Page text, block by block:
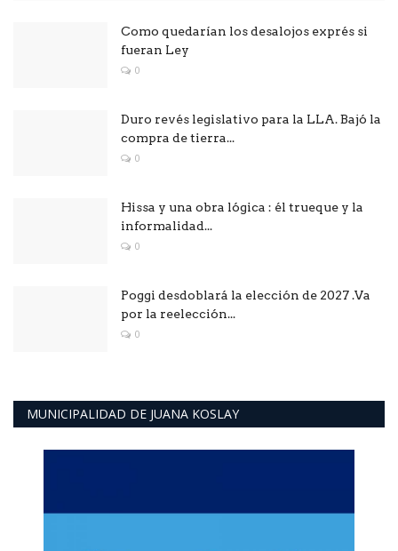
Como quedarían los desalojos exprés si
fueran Ley
0
Duro revés legislativo para la LLA. Bajó la
compra de tierra...
0
Hissa y una obra lógica : él trueque y la
informalidad...
0
Poggi desdoblará la elección de 2027 .Va
por la reelección...
0
MUNICIPALIDAD DE JUANA KOSLAY